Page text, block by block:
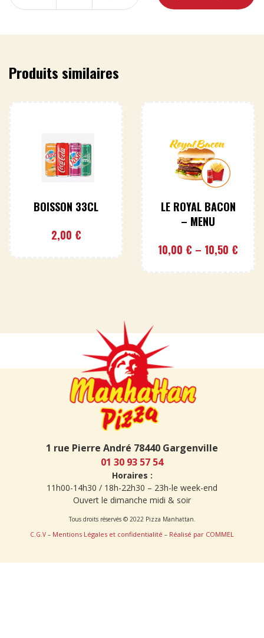
Produits similaires
BOISSON 33CL
2,00 €
LE ROYAL BACON
– MENU
10,00 € – 10,50 €
1 rue Pierre André 78440 Gargenville
01 30 93 57 54
Horaires :
11h00-14h30 / 18h-22h30 – 23h-le week-end
Ouvert le dimanche midi & soir
Tous droits réservés © 2022 Pizza Manhattan.
C.G.V – Mentions Légales et confidentialité – Réalisé par COMMEL